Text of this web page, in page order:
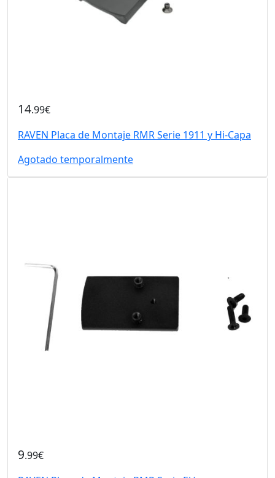
14.99€
RAVEN Placa de Montaje RMR Serie 1911 y Hi-Capa
Agotado temporalmente
9.99€